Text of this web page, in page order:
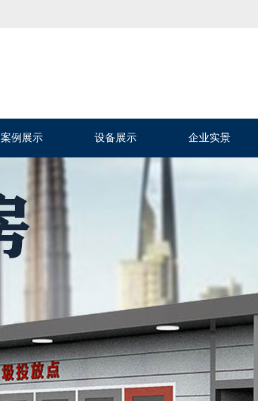
案例展示 设备展示 企业实景